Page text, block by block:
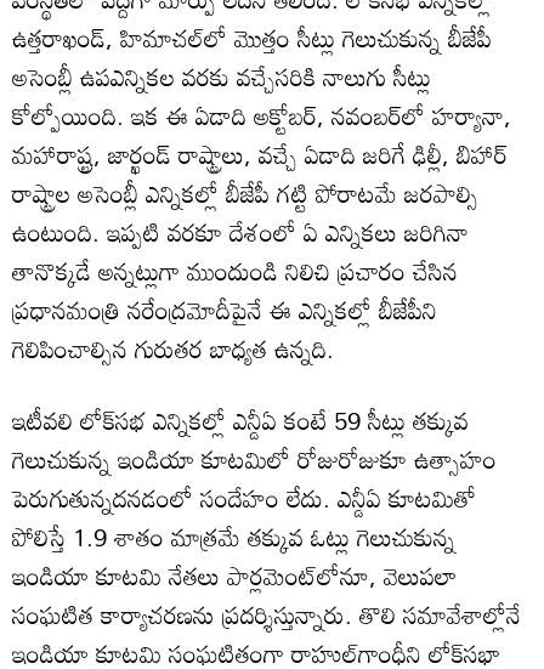
ఉత్తరాఖండ్, హిమాచల్‌లో మొత్తం సీట్లు గెలుచుకున్న బీజేపీ
అసెంబ్లీ ఉపఎన్నికల వరకు వచ్చేసరికి నాలుగు సీట్లు
కోల్పోయింది. ఇక ఈ ఏడాది అక్టోబర్, నవంబర్‌లో హర్యానా,
మహారాష్ట్ర, జార్ఖండ్ రాష్ట్రాలు, వచ్చే ఏడాది జరిగే ఢిల్లీ, బిహార్
రాష్ట్రాల అసెంబ్లీ ఎన్నికల్లో బీజేపీ గట్టి పోరాటమే జరపాల్సి
ఉంటుంది. ఇప్పటి వరకూ దేశంలో ఏ ఎన్నికలు జరిగినా
తానొక్కడే అన్నట్లుగా ముందుండి నిలిచి ప్రచారం చేసిన
ప్రధానమంత్రి నరేంద్రమోదీపైనే ఈ ఎన్నికల్లో బీజేపీని
గెలిపించాల్సిన గురుతర బాధ్యత ఉన్నది.
ఇటీవలి లోక్‌సభ ఎన్నికల్లో ఎన్డీఏ కంటే 59 సీట్లు తక్కువ
గెలుచుకున్న ఇండియా కూటమిలో రోజురోజుకూ ఉత్సాహం
పెరుగుతున్నదనడంలో సందేహం లేదు. ఎన్డీఏ కూటమితో
పోలిస్తే 1.9 శాతం మాత్రమే తక్కువ ఓట్లు గెలుచుకున్న
ఇండియా కూటమి నేతలు పార్లమెంట్‌లోనూ, వెలుపలా
సంఘటిత కార్యాచరణను ప్రదర్శిస్తున్నారు. తొలి సమావేశాల్లోనే
ఇండియా కూటమి సంఘటితంగా రాహుల్‌గాంధీని లోక్‌సభా